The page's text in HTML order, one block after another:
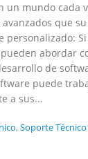
un mundo cada
que
personalizado:
abordar
de
puede
a sus...
,Soporte